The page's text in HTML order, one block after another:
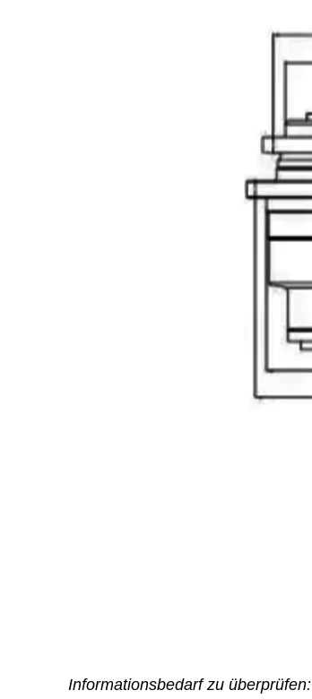
Informationsbedarf zu überprüfen: